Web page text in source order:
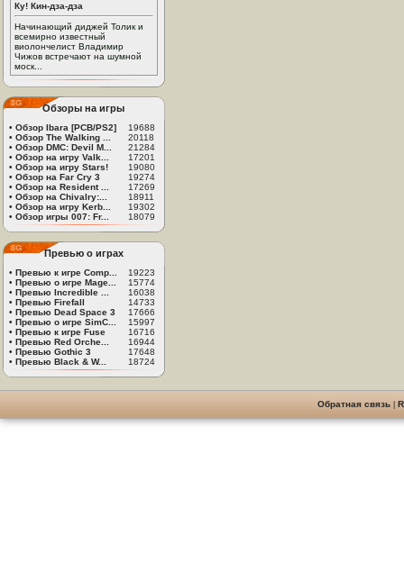
Ку! Кин-дза-дза
Начинающий диджей Толик и
всемирно известный
виолончелист Владимир
Чижов встречают на шумной
моск...
Обзоры на игры
• Обзор Ibara [PCB/PS2]
19688
• Обзор The Walking ...
20118
• Обзор DMC: Devil M...
21284
• Обзор на игру Valk...
17201
• Обзор на игру Stars!
19080
• Обзор на Far Cry 3
19274
• Обзор на Resident ...
17269
• Обзор на Chivalry:...
18911
• Обзор на игру Kerb...
19302
• Обзор игры 007: Fr... 18079
Превью о играх
• Превью к игре Comp...
19223
• Превью о игре Mage...
15774
• Превью Incredible ...
16038
• Превью Firefall
14733
• Превью Dead Space 3
17666
• Превью о игре SimC...
15997
• Превью к игре Fuse
16716
• Превью Red Orche...
16944
• Превью Gothic 3
17648
• Превью Black & W... 18724
Обратная связь